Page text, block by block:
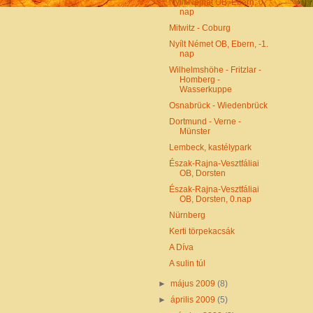
Nyílt Német OB, Ebern, 0.
nap
Mitwitz - Coburg
Nyílt Német OB, Ebern, -1.
nap
Wilhelmshöhe - Fritzlar -
Homberg -
Wasserkuppe
Osnabrück - Wiedenbrück
Dortmund - Verne -
Münster
Lembeck, kastélypark
Észak-Rajna-Vesztfáliai
OB, Dorsten
Észak-Rajna-Vesztfáliai
OB, Dorsten, 0.nap
Nürnberg
Kerti törpekacsák
A Díva
A sulin túl
►május 2009(8)
►április 2009(5)